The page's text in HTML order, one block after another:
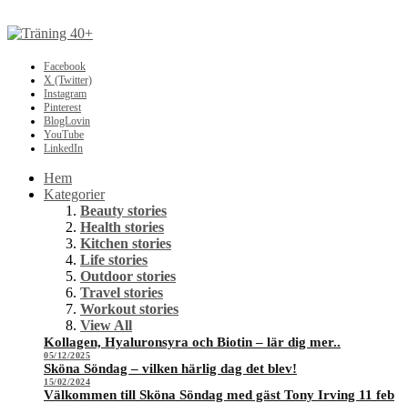
Facebook
X (Twitter)
Instagram
Pinterest
BlogLovin
YouTube
LinkedIn
Hem
Kategorier
Beauty stories
Health stories
Kitchen stories
Life stories
Outdoor stories
Travel stories
Workout stories
View All
Kollagen, Hyaluronsyra och Biotin – lär dig mer..
05/12/2025
Sköna Söndag – vilken härlig dag det blev!
15/02/2024
Välkommen till Sköna Söndag med gäst Tony Irving 11 feb